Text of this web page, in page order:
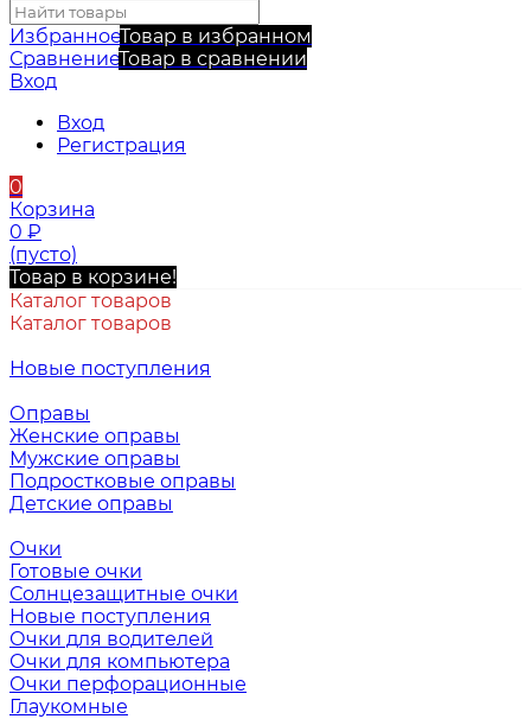
ИзбранноеТовар в избранном
СравнениеТовар в сравнении
Вход
Вход
Регистрация
0
Корзина
0 ₽
(пусто)
Товар в корзине!
Каталог товаров
Каталог товаров
Новые поступления
Оправы
Женские оправы
Мужские оправы
Подростковые оправы
Детские оправы
Очки
Готовые очки
Солнцезащитные очки
Новые поступления
Очки для водителей
Очки для компьютера
Очки перфорационные
Глаукомные